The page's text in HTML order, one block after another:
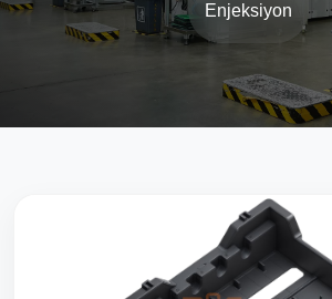
Enjeksiyon